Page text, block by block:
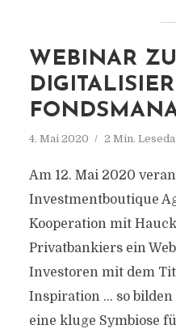
WEBINAR
4. Mai 2020 2 Min.
Am 12. Mai 2020
Investmentboutique
Kooperation mit
Privatbankiers ein
Investoren mit dem
Inspiration … so
eine kluge Symbiose